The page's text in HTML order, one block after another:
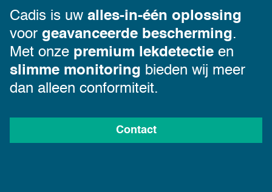
Cadis is uw alles-in-één oplossing
voor geavanceerde bescherming.
Met onze premium lekdetectie en
slimme monitoring bieden wij meer
dan alleen conformiteit.
Contact